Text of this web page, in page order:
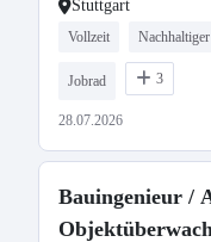
Stuttgart
Vollzeit
Jobrad 3
28.07.2026
Bauingenieur /